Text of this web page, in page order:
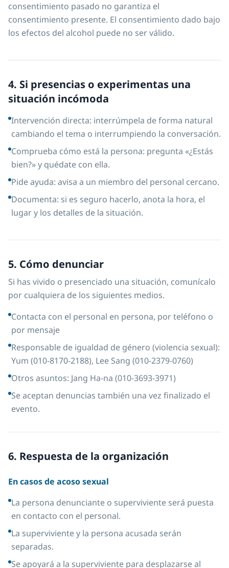
consentimiento pasado no garantiza el
consentimiento presente. El consentimiento dado bajo
los efectos del alcohol puede no ser válido.
4. Si presencias o experimentas una
situación incómoda
Intervención directa: interrúmpela de forma natural
cambiando el tema o interrumpiendo la conversación.
Comprueba cómo está la persona: pregunta «¿Estás
bien?» y quédate con ella.
Pide ayuda: avisa a un miembro del personal cercano.
Documenta: si es seguro hacerlo, anota la hora, el
lugar y los detalles de la situación.
5. Cómo denunciar
Si has vivido o presenciado una situación, comunícalo
por cualquiera de los siguientes medios.
Contacta con el personal en persona, por teléfono o
por mensaje
Responsable de igualdad de género (violencia sexual):
Yum (010-8170-2188), Lee Sang (010-2379-0760)
Otros asuntos: Jang Ha-na (010-3693-3971)
Se aceptan denuncias también una vez finalizado el
evento.
6. Respuesta de la organización
En casos de acoso sexual
La persona denunciante o superviviente será puesta
en contacto con el personal.
La superviviente y la persona acusada serán
separadas.
Se apoyará a la superviviente para desplazarse al